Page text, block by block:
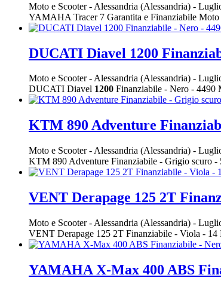
Moto e Scooter- Alessandria (Alessandria) -
YAMAHA Tracer 7 Garantita e Finanziabile
DUCATI Diavel 1200
Moto e Scooter-Alessandria (Alessandria) -
DUCATI Diavel 1200 Finanziabile - Nero -
KTM 890 Adventure
Moto e Scooter- Alessandria (Alessandria) -
KTM 890 Adventure Finanziabile - Grigio scuro
VENT Derapage 125 2T
Moto e Scooter- Alessandria (Alessandria) -
VENT Derapage 125 2T Finanziabile - Viola -
YAMAHA X-Max 400 ABS